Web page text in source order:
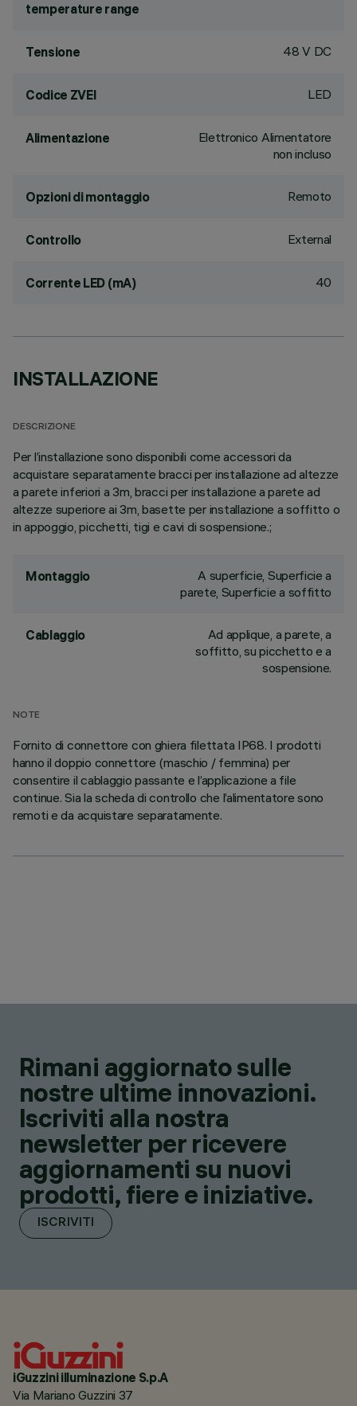
temperature range
Tensione 48 V DC
Codice ZVEI LED
Alimentazione
Elettronico Alimentatore
non incluso
Opzioni di montaggio Remoto
Controllo External
Corrente LED (mA) 40
INSTALLAZIONE
DESCRIZIONE
Per l’installazione sono disponibili come accessori da
acquistare separatamente bracci per installazione ad altezze
a parete inferiori a 3m, bracci per installazione a parete ad
altezze superiore ai 3m, basette per installazione a soffitto o
in appoggio, picchetti, tigi e cavi di sospensione.;
Montaggio
A superficie, Superficie a
parete, Superficie a soffitto
Cablaggio
Ad applique, a parete, a
soffitto, su picchetto e a
sospensione.
NOTE
Fornito di connettore con ghiera filettata IP68. I prodotti
hanno il doppio connettore (maschio / femmina) per
consentire il cablaggio passante e l’applicazione a file
continue. Sia la scheda di controllo che l’alimentatore sono
remoti e da acquistare separatamente.
Rimani aggiornato sulle
nostre ultime innovazioni.
Iscriviti alla nostra
newsletter per ricevere
aggiornamenti su nuovi
prodotti, fiere e iniziative.
ISCRIVITI
iGuzzini illuminazione S.p.A
Via Mariano Guzzini 37